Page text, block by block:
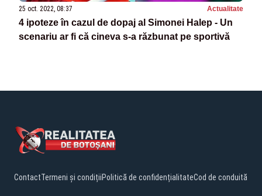
25 oct. 2022, 08:37 Actualitate
4 ipoteze în cazul de dopaj al Simonei Halep - Un
scenariu ar fi că cineva s-a răzbunat pe sportivă
ContactTermeni și condițiiPolitică de confidențialitateCod de conduită